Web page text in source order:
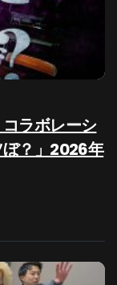
ラボレーシ
ぼ？」2026年